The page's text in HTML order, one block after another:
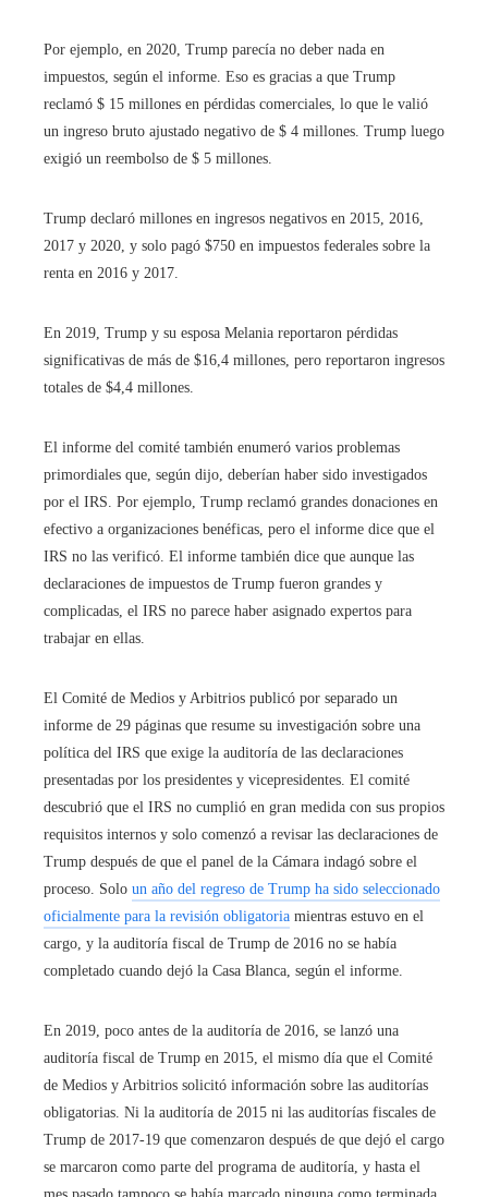
Por ejemplo, en 2020, Trump parecía no deber nada en
impuestos, según el informe. Eso es gracias a que Trump
reclamó $ 15 millones en pérdidas comerciales, lo que le valió
un ingreso bruto ajustado negativo de $ 4 millones. Trump luego
exigió un reembolso de $ 5 millones.
Trump declaró millones en ingresos negativos en 2015, 2016,
2017 y 2020, y solo pagó $750 en impuestos federales sobre la
renta en 2016 y 2017.
En 2019, Trump y su esposa Melania reportaron pérdidas
significativas de más de $16,4 millones, pero reportaron ingresos
totales de $4,4 millones.
El informe del comité también enumeró varios problemas
primordiales que, según dijo, deberían haber sido investigados
por el IRS. Por ejemplo, Trump reclamó grandes donaciones en
efectivo a organizaciones benéficas, pero el informe dice que el
IRS no las verificó. El informe también dice que aunque las
declaraciones de impuestos de Trump fueron grandes y
complicadas, el IRS no parece haber asignado expertos para
trabajar en ellas.
El Comité de Medios y Arbitrios publicó por separado un
informe de 29 páginas que resume su investigación sobre una
política del IRS que exige la auditoría de las declaraciones
presentadas por los presidentes y vicepresidentes. El comité
descubrió que el IRS no cumplió en gran medida con sus propios
requisitos internos y solo comenzó a revisar las declaraciones de
Trump después de que el panel de la Cámara indagó sobre el
proceso. Solo un año del regreso de Trump ha sido seleccionado
oficialmente para la revisión obligatoria mientras estuvo en el
cargo, y la auditoría fiscal de Trump de 2016 no se había
completado cuando dejó la Casa Blanca, según el informe.
En 2019, poco antes de la auditoría de 2016, se lanzó una
auditoría fiscal de Trump en 2015, el mismo día que el Comité
de Medios y Arbitrios solicitó información sobre las auditorías
obligatorias. Ni la auditoría de 2015 ni las auditorías fiscales de
Trump de 2017-19 que comenzaron después de que dejó el cargo
se marcaron como parte del programa de auditoría, y hasta el